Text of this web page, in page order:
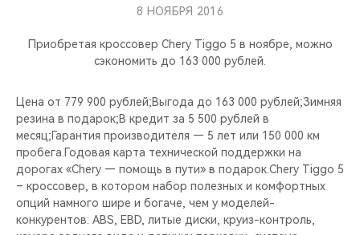
КРОССОВЕРЫ
СЕДАНЫ
НОВИНКИ
КРЕДИТ И СТРАХОВАНИЕ
ЗАПЧАСТИ И АКСЕССУАРЫ
CHERY CONNECT
О БРЕНДЕ
ЛЮДИ CHERY
БЛАГОТВОРИТЕЛЬНОСТЬ
CHERY REMOTE
КРЕДИТ
МЫ В СОЦСЕТЯХ
8 НОЯБРЯ 2016
Приобретая кроссовер Chery Tiggo 5 в ноябре, можно
сэкономить до 163 000 рублей.
Цена от 779 900 рублей;Выгода до 163 000 рублей;Зимняя
резина в подарок;В кредит за 5 500 рублей в
месяц;Гарантия производителя — 5 лет или 150 000 км
пробега.Годовая карта технической поддержки на
дорогах «Chery — помощь в пути» в подарок.Chery Tiggo 5
– кроссовер, в котором набор полезных и комфортных
опций намного шире и богаче, чем у моделей-
конкурентов: ABS, EBD, литые диски, круиз-контроль,